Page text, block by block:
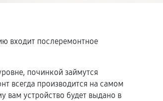
входит послеремонтное
починкой займутся
всегда производится на самом
вам устройство будет выдано в